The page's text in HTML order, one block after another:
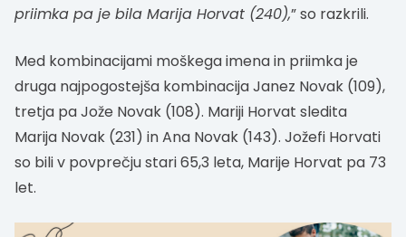
priimka pa je bila Marija Horvat (240),” so razkrili.
Med kombinacijami moškega imena in priimka je
druga najpogostejša kombinacija Janez Novak (109),
tretja pa Jože Novak (108). Mariji Horvat sledita
Marija Novak (231) in Ana Novak (143). Jožefi Horvati
so bili v povprečju stari 65,3 leta, Marije Horvat pa 73
let.